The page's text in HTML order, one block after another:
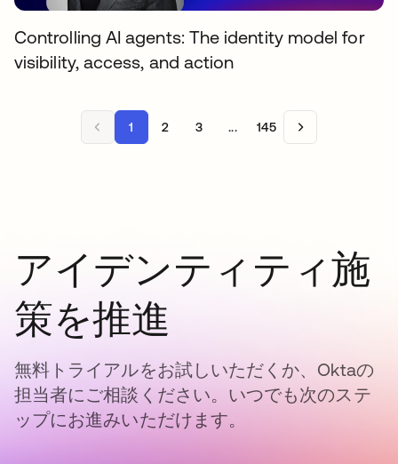
Controlling AI agents: The identity model for
visibility, access, and action
1 2 3 ... 145
アイデンティティ施
策を推進
無料トライアルをお試しいただくか、Oktaの
担当者にご相談ください。いつでも次のステ
ップにお進みいただけます。